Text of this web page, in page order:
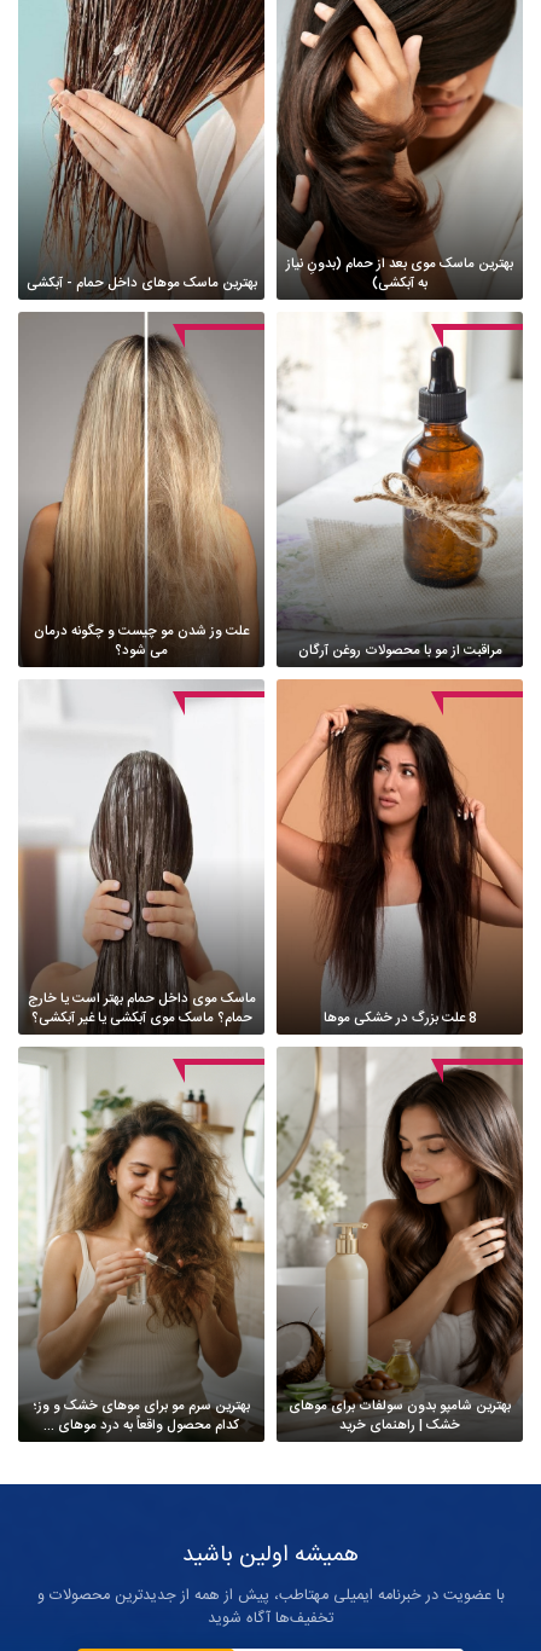
بهترین ماسک موی بعد از حمام (بدونِ نیاز
به آبکشی)
بهترین ماسک موهای داخل حمام - آبکشی
مراقبت از مو با محصولات روغن آرگان
علت وز شدن مو چیست و چگونه درمان
می شود؟
8 علت بزرگ در خشکی موها
ماسک موی داخل حمام بهتر است یا خارج
حمام؟ ماسک موی آبکشی یا غیر آبکشی؟
بهترین شامپو بدون سولفات برای موهای
خشک | راهنمای خرید
بهترین سرم مو برای موهای خشک و وز؛
کدام محصول واقعاً به درد موهای ...
همیشه اولین باشید
با عضویت در خبرنامه ایمیلی مهتاطب، پیش از همه از جدیدترین محصولات و
تخفیف‌ها آگاه شوید